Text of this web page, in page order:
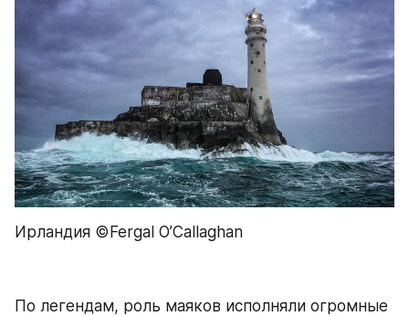
Ирландия ©Fergal O’Callaghan
По легендам, роль маяков исполняли огромные